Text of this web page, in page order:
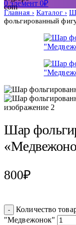
0элемент 0₽
Главная Каталог
фольгированный
Шар
800₽
Количество
"Медвежонок"